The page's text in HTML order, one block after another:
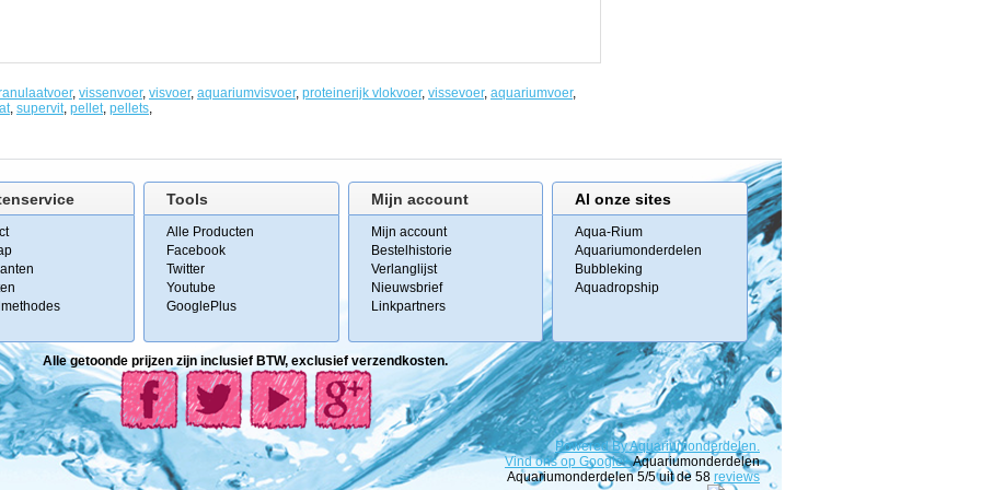
, vissenvoer, visvoer, aquariumvisvoer, proteinerijk vlokvoer, vissevoer, aquariumvoer,
, supervit, pellet, pellets,
Tools
Alle Producten
Facebook
Twitter
Youtube
GooglePlus
Mijn account
Mijn account
Bestelhistorie
Verlanglijst
Nieuwsbrief
Linkpartners
Al onze sites
Aqua-Rium
Aquariumonderdelen
Bubbleking
Aquadropship
Alle getoonde prijzen zijn inclusief BTW, exclusief verzendkosten.
PoweredByAquariumonderdelen.
Vind ons op Google+Aquariumonderdelen
Aquariumonderdelen 5/5 uit de 58 reviews